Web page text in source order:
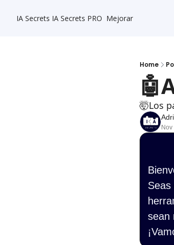
IA Secrets IA Secrets PRO Mejorar
Home
🤯Los
sean